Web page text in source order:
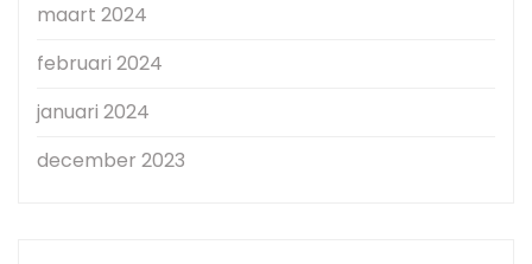
maart 2024
februari 2024
januari 2024
december 2023